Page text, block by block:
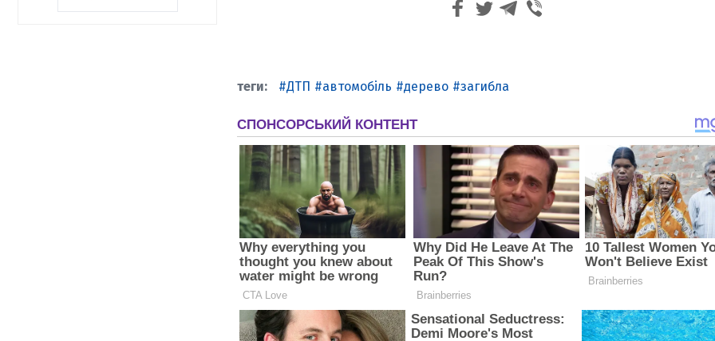
ДТП автомобіль дерево загибла
З'явилося відео знищеного ворожого